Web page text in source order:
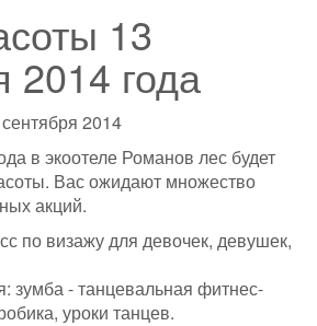
13
2014 года
в экоотеле Романов лес будет
Вас ожидают множество
акций.
по визажу для девочек, девушек,
зумба - танцевальная фитнес-
уроки танцев.